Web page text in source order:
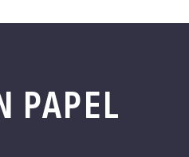
PAPEL